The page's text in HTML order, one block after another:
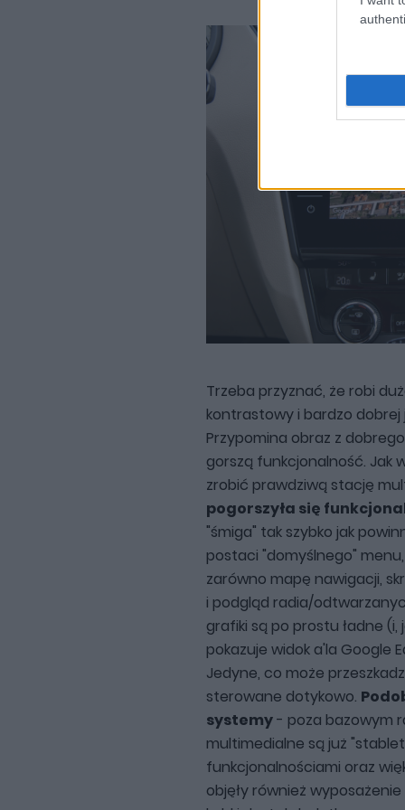
Trzeba przyznać, że robi
kontrastowy i bardzo dobrej
Przypomina obraz z
gorszą funkcjonalność. Jak
zrobić prawdziwą stację
pogorszyła się
"śmiga" tak szybko jak
postaci "domyślnego"
zarówno mapę nawigacji,
i podgląd radia/
grafiki są po prostu ładne
pokazuje widok a'la Google
Jedyne, co może
sterowane dotykowo.
systemy- poza bazowym
multimedialne są już
funkcjonalnościami oraz
objęły również